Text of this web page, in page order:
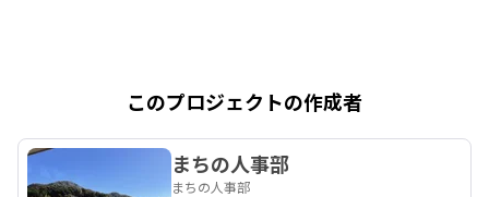
このプロジェクトの作成者
まちの人事部
まちの人事部